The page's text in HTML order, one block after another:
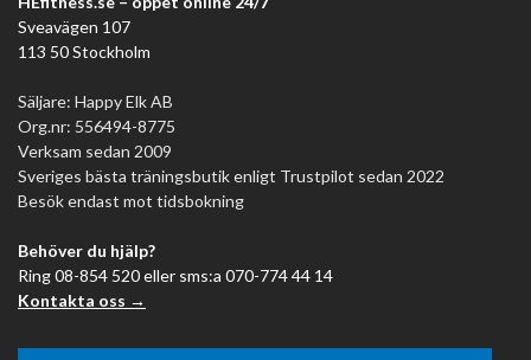
Sveavägen 107
113 50 Stockholm
Säljare: Happy Elk AB
Org.nr: 556494-8775
Verksam sedan 2009
Sveriges bästa träningsbutik enligt Trustpilot sedan 2022
Besök endast mot tidsbokning
Behöver du hjälp?
Ring 08-854 520 eller sms:a 070-774 44 14
Kontakta oss →